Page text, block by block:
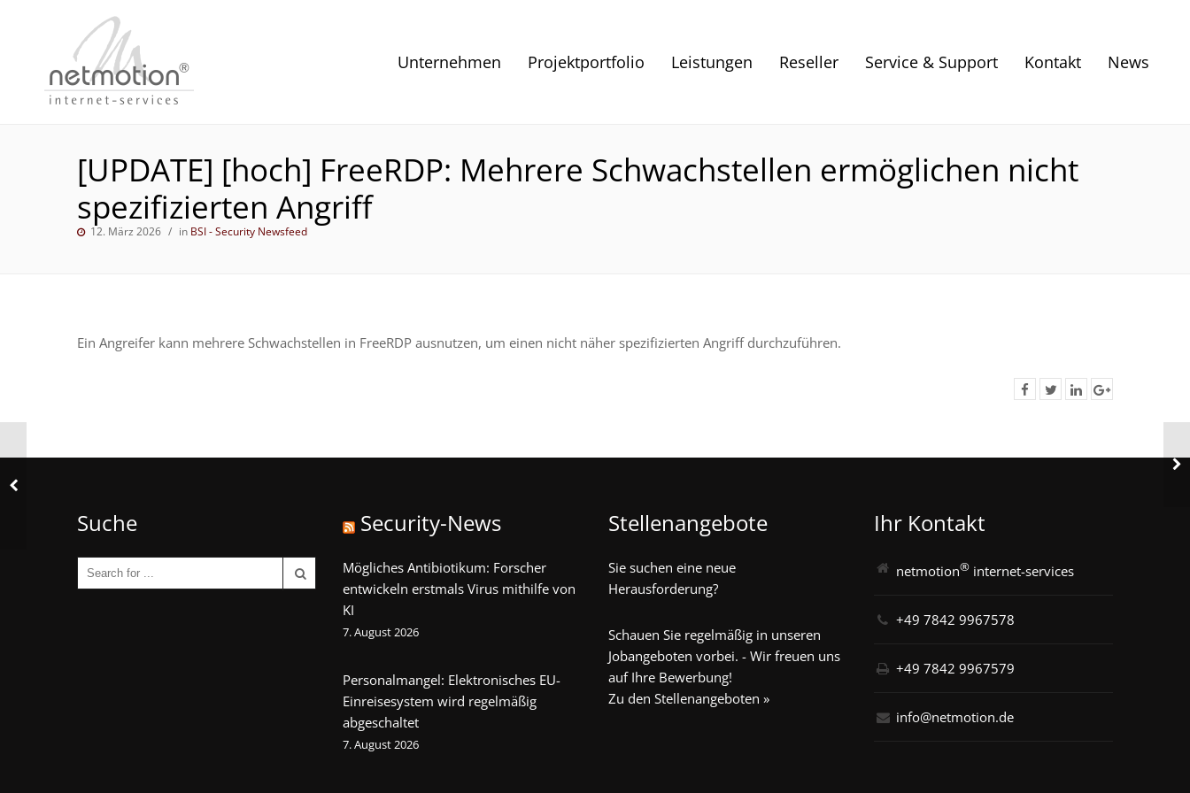
Unternehmen Projektportfolio Leistungen Reseller Service & Support Kontakt News
[UPDATE] [hoch] FreeRDP: Mehrere Schwachstellen ermöglichen nicht
spezifizierten Angriff
12. März 2026 in BSI - Security Newsfeed
Ein Angreifer kann mehrere Schwachstellen in FreeRDP ausnutzen, um einen nicht näher spezifizierten Angriff durchzuführen.
Suche Security-News
Mögliches Antibiotikum: Forscher
entwickeln erstmals Virus mithilfe von
KI
7. August 2026
Personalmangel: Elektronisches EU-
Einreisesystem wird regelmäßig
abgeschaltet
7. August 2026
Stellenangebote
Sie suchen eine neue
Herausforderung?
Schauen Sie regelmäßig in unseren
Jobangeboten vorbei. - Wir freuen uns
auf Ihre Bewerbung!
Zu den Stellenangeboten »
Ihr Kontakt
netmotion® internet-services
+49 7842 9967578
+49 7842 9967579
info@netmotion.de